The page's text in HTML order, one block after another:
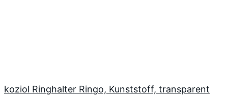
koziol Ringhalter Ringo, Kunststoff, transparent